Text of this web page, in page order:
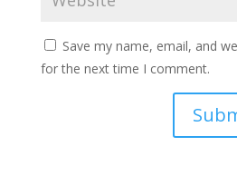
Save my name, email, and
for the next time I comment.